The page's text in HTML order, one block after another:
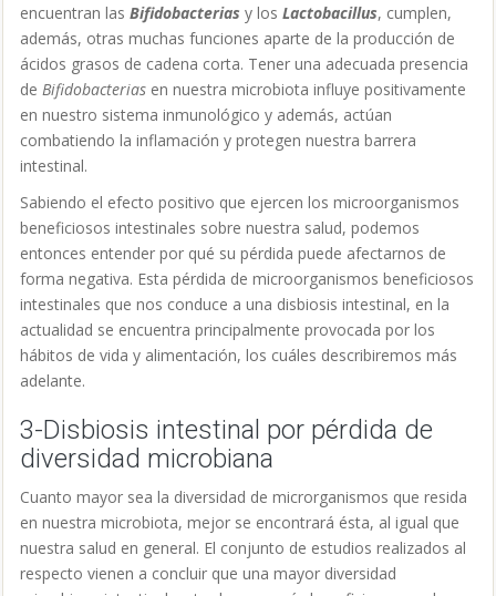
encuentran las Bifidobacterias y los Lactobacillus, cumplen,
además, otras muchas funciones aparte de la producción de
ácidos grasos de cadena corta. Tener una adecuada presencia
de Bifidobacterias en nuestra microbiota influye positivamente
en nuestro sistema inmunológico y además, actúan
combatiendo la inflamación y protegen nuestra barrera
intestinal.
Sabiendo el efecto positivo que ejercen los microorganismos
beneficiosos intestinales sobre nuestra salud, podemos
entonces entender por qué su pérdida puede afectarnos de
forma negativa. Esta pérdida de microorganismos beneficiosos
intestinales que nos conduce a una disbiosis intestinal, en la
actualidad se encuentra principalmente provocada por los
hábitos de vida y alimentación, los cuáles describiremos más
adelante.
3-Disbiosis intestinal por pérdida de
diversidad microbiana
Cuanto mayor sea la diversidad de microrganismos que resida
en nuestra microbiota, mejor se encontrará ésta, al igual que
nuestra salud en general. El conjunto de estudios realizados al
respecto vienen a concluir que una mayor diversidad